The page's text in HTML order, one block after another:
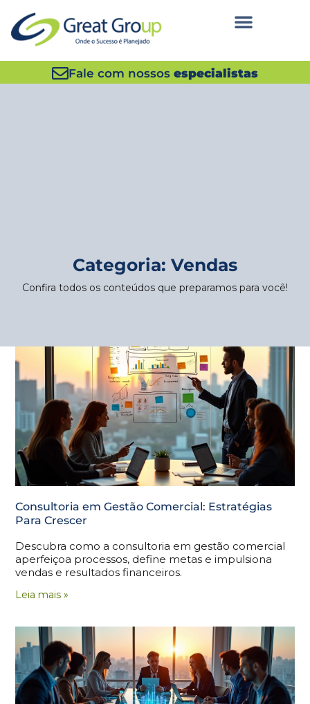
Fale com nossos especialistas
Categoria: Vendas
Confira todos os conteúdos que preparamos para você!
Consultoria em Gestão Comercial: Estratégias
Para Crescer
Descubra como a consultoria em gestão comercial
aperfeiçoa processos, define metas e impulsiona
vendas e resultados financeiros.
Leia mais »